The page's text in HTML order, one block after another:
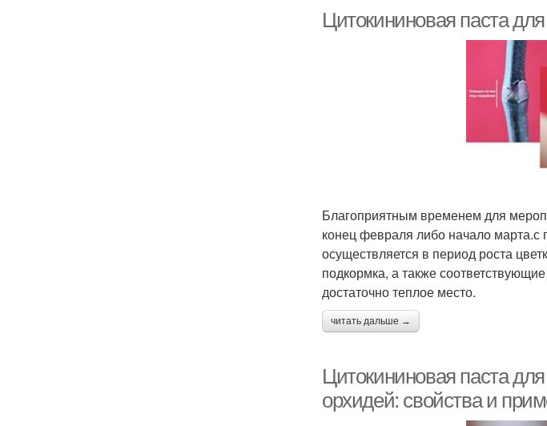
Цитокининовая паста
Благоприятным временем для
конец февраля либо начало
осуществляется в период роста
подкормка, а также
достаточно теплое место.
читать дальше →
Цитокининовая паста
орхидей: свойства и